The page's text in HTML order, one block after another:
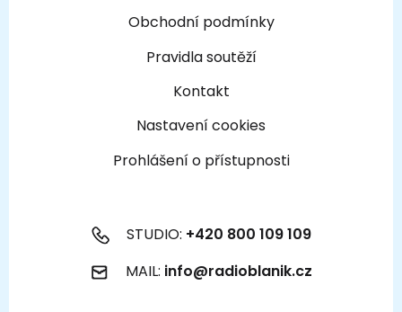
Obchodní podmínky
Pravidla soutěží
Kontakt
Nastavení cookies
Prohlášení o přístupnosti
STUDIO: +420 800 109 109
MAIL: info@radioblanik.cz